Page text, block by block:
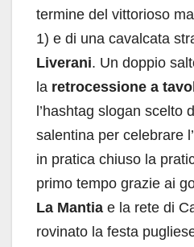
termine del vittorioso
1) e di una cavalcata
Liverani. Un doppio
la retrocessione a
l’hashtag slogan scelto
salentina per celebrare
in pratica chiuso la
primo tempo grazie ai
La Mantia e la rete di
rovinato la festa